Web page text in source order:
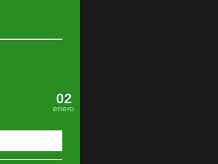
02
enero